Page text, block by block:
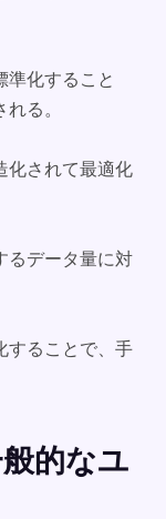
準化すること
る。
化されて最適化
るデータ量に対
することで、手
的なユ